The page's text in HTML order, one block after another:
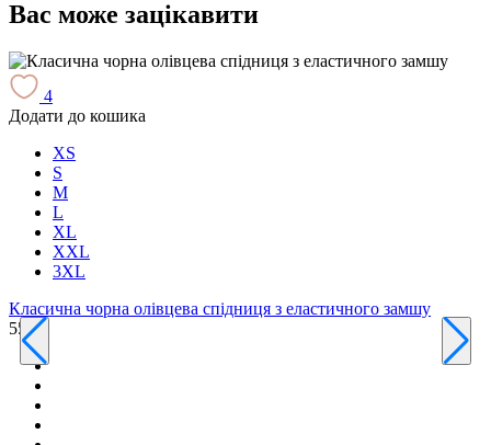
Вас може зацікавити
4
Додати до кошика
XS
S
M
L
XL
XXL
3XL
Класична чорна олівцева спідниця з еластичного замшу
550 ₴